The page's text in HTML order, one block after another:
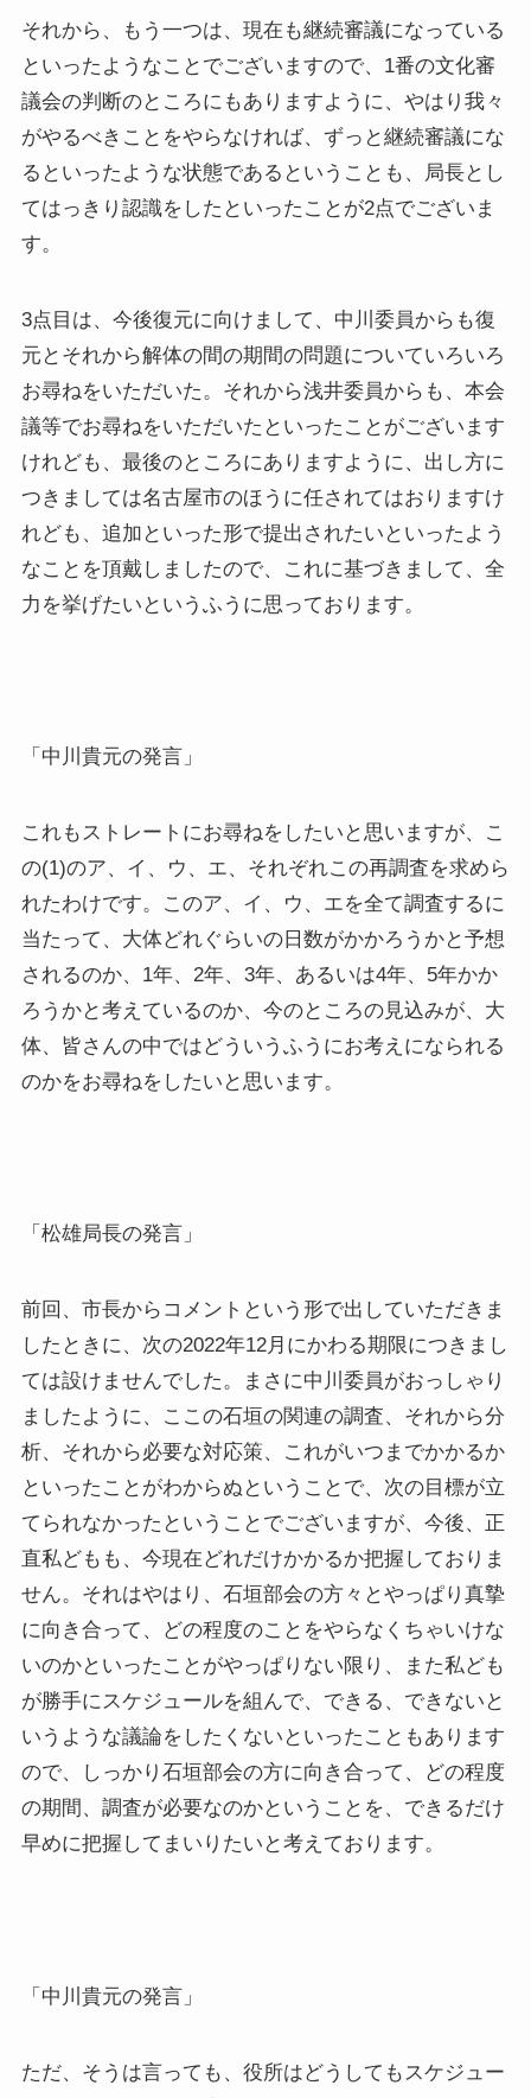
それから、もう一つは、現在も継続審議になっている
といったようなことでございますので、1番の文化審
議会の判断のところにもありますように、やはり我々
がやるべきことをやらなければ、ずっと継続審議にな
るといったような状態であるということも、局長とし
てはっきり認識をしたといったことが2点でございま
す。
3点目は、今後復元に向けまして、中川委員からも復
元とそれから解体の間の期間の問題についていろいろ
お尋ねをいただいた。それから浅井委員からも、本会
議等でお尋ねをいただいたといったことがございます
けれども、最後のところにありますように、出し方に
つきましては名古屋市のほうに任されてはおりますけ
れども、追加といった形で提出されたいといったよう
なことを頂戴しましたので、これに基づきまして、全
力を挙げたいというふうに思っております。
「中川貴元の発言」
これもストレートにお尋ねをしたいと思いますが、こ
の(1)のア、イ、ウ、エ、それぞれこの再調査を求めら
れたわけです。このア、イ、ウ、エを全て調査するに
当たって、大体どれぐらいの日数がかかろうかと予想
されるのか、1年、2年、3年、あるいは4年、5年かか
ろうかと考えているのか、今のところの見込みが、大
体、皆さんの中ではどういうふうにお考えになられる
のかをお尋ねをしたいと思います。
「松雄局長の発言」
前回、市長からコメントという形で出していただきま
したときに、次の2022年12月にかわる期限につきまし
ては設けませんでした。まさに中川委員がおっしゃり
ましたように、ここの石垣の関連の調査、それから分
析、それから必要な対応策、これがいつまでかかるか
といったことがわからぬということで、次の目標が立
てられなかったということでございますが、今後、正
直私どもも、今現在どれだけかかるか把握しておりま
せん。それはやはり、石垣部会の方々とやっぱり真摯
に向き合って、どの程度のことをやらなくちゃいけな
いのかといったことがやっぱりない限り、また私ども
が勝手にスケジュールを組んで、できる、できないと
いうような議論をしたくないといったこともあります
ので、しっかり石垣部会の方に向き合って、どの程度
の期間、調査が必要なのかということを、できるだけ
早めに把握してまいりたいと考えております。
「中川貴元の発言」
ただ、そうは言っても、役所はどうしてもスケジュー